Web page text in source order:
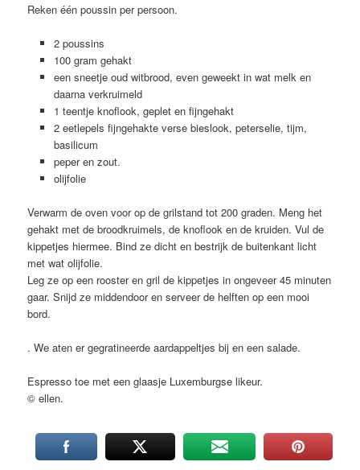
Reken één poussin per persoon.
2 poussins
100 gram gehakt
een sneetje oud witbrood, even geweekt in wat melk en
daarna verkruimeld
1 teentje knoflook, geplet en fijngehakt
2 eetlepels fijngehakte verse bieslook, peterselie, tijm,
basilicum
peper en zout.
olijfolie
Verwarm de oven voor op de grilstand tot 200 graden. Meng het
gehakt met de broodkruimels, de knoflook en de kruiden. Vul de
kippetjes hiermee. Bind ze dicht en bestrijk de buitenkant licht
met wat olijfolie.
Leg ze op een rooster en gril de kippetjes in ongeveer 45 minuten
gaar. Snijd ze middendoor en serveer de helften op een mooi
bord.
. We aten er gegratineerde aardappeltjes bij en een salade.
Espresso toe met een glaasje Luxemburgse likeur.
© ellen.